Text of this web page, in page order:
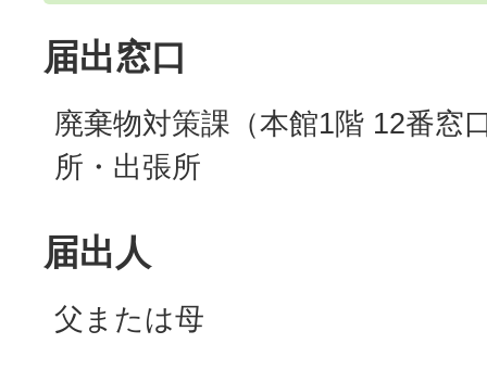
届出窓口
廃棄物対策課（本館1階 12番窓
所・出張所
届出人
父または母